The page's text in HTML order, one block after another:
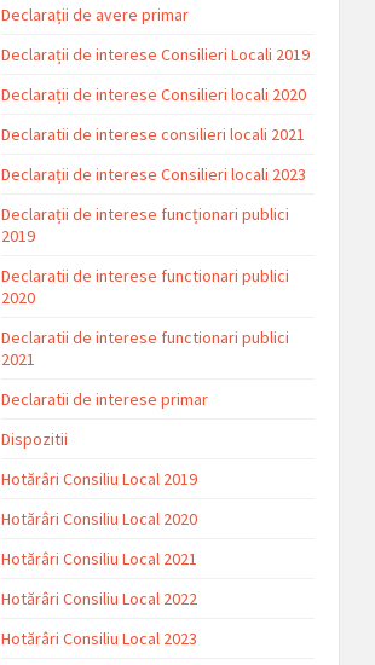
Declarații de avere primar
Declarații de interese Consilieri Locali 2019
Declarații de interese Consilieri locali 2020
Declaratii de interese consilieri locali 2021
Declarații de interese Consilieri locali 2023
Declarații de interese funcționari publici
2019
Declaratii de interese functionari publici
2020
Declaratii de interese functionari publici
2021
Declaratii de interese primar
Dispozitii
Hotărâri Consiliu Local 2019
Hotărâri Consiliu Local 2020
Hotărâri Consiliu Local 2021
Hotărâri Consiliu Local 2022
Hotărâri Consiliu Local 2023